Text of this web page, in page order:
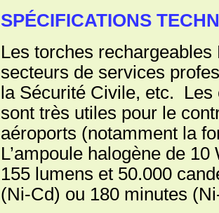
SPÉCIFICATIONS
Les torches
secteurs de services
la Sécurité Civile, etc.
sont très utiles pour le
aéroports (notamment la
L’ampoule halogène de
155 lumens et 50.000
(Ni-Cd) ou 180 minutes